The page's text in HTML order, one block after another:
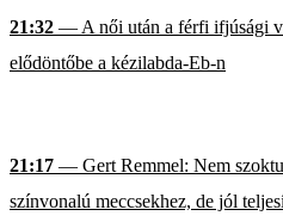
21:32 — A női után a férfi ifjúsági
elődöntőbe a kézilabda-Eb-n
21:17 — Gert Remmel: Nem
színvonalú meccsekhez, de jól